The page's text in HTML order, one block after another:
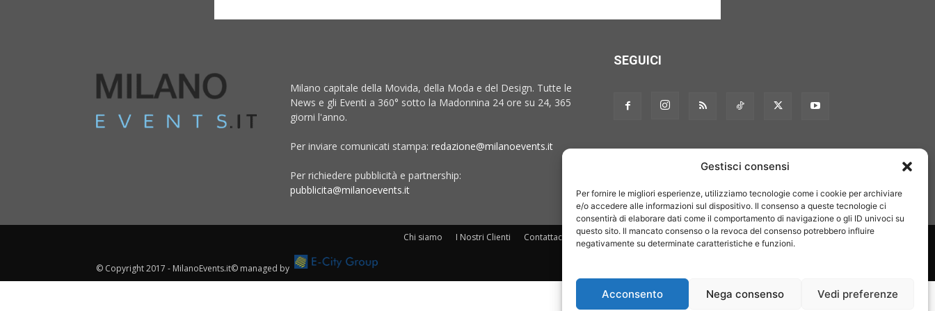
Gestisci consensi
Per fornire le migliori esperienze, utilizziamo tecnologie come i cookie per archiviare
e/o accedere alle informazioni sul dispositivo. Il consenso a queste tecnologie ci
consentirà di elaborare dati come il comportamento di navigazione o gli ID univoci su
questo sito. Il mancato consenso o la revoca del consenso potrebbero influire
negativamente su determinate caratteristiche e funzioni.
Acconsento Nega consenso Vedi preferenze
Milano capitale della Movida, della Moda e del Design. Tutte le
News e gli Eventi a 360° sotto la Madonnina 24 ore su 24, 365
giorni l'anno.
Per inviare comunicati stampa: redazione@milanoevents.it
Per richiedere pubblicità e partnership:
pubblicita@milanoevents.it
SEGUICI
Chi siamo I Nostri Clienti Contattaci Collabora con noi Pubblicità Privacy policy Linee editoriali
© Copyright 2017 - MilanoEvents.it© managed by